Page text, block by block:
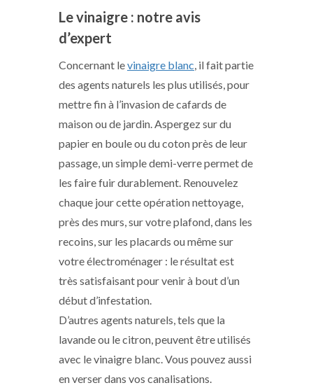
Le vinaigre : notre avis
d’expert
Concernant levinaigre blanc, il fait partie
des agents naturels les plus utilisés, pour
mettre fin à l’invasion de cafards de
maison ou de jardin. Aspergez sur du
papier en boule ou du coton près de leur
passage, un simple demi-verre permet de
les faire fuir durablement. Renouvelez
chaque jour cette opération nettoyage,
près des murs, sur votre plafond, dans les
recoins, sur les placards ou même sur
votre électroménager : le résultat est
très satisfaisant pour venir à bout d’un
début d’infestation.
D’autres agents naturels, tels que la
lavande ou le citron, peuvent être utilisés
avec le vinaigre blanc. Vous pouvez aussi
en verser dans vos canalisations.